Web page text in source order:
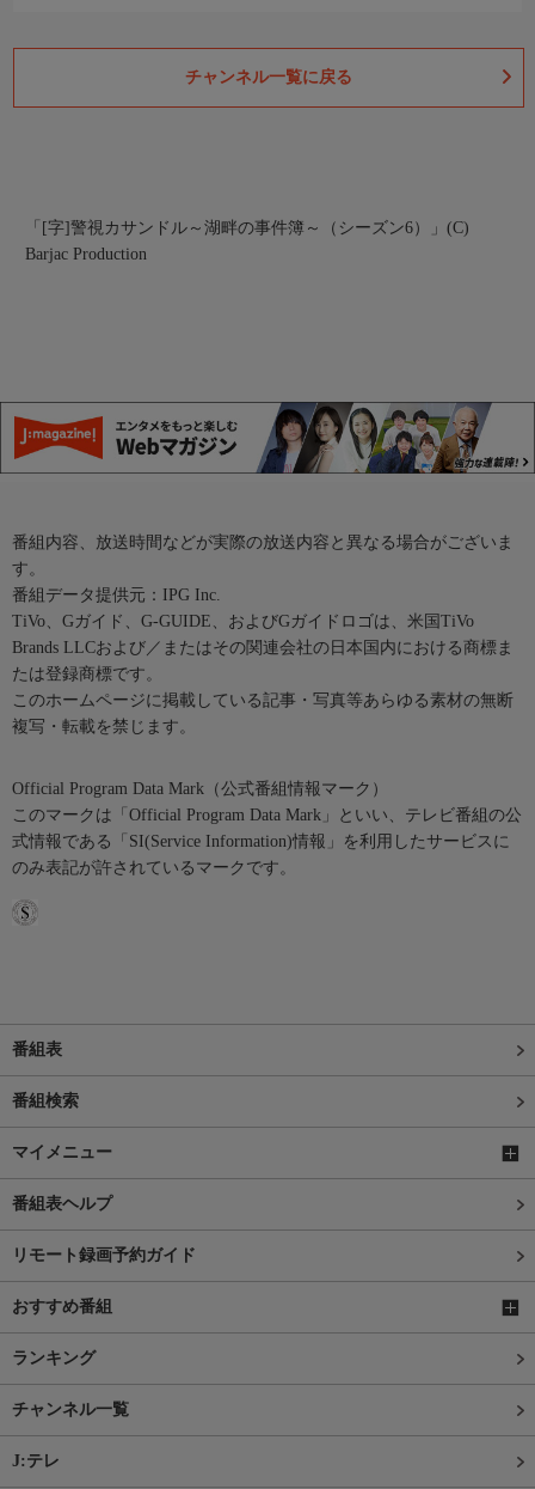
チャンネル一覧に戻る
「[字]警視カサンドル～湖畔の事件簿～（シーズン6）」(C)
Barjac Production
番組内容、放送時間などが実際の放送内容と異なる場合がございま
す。
番組データ提供元：IPG Inc.
TiVo、Gガイド、G-GUIDE、およびGガイドロゴは、米国TiVo
Brands LLCおよび／またはその関連会社の日本国内における商標ま
たは登録商標です。
このホームページに掲載している記事・写真等あらゆる素材の無断
複写・転載を禁じます。
Official Program Data Mark（公式番組情報マーク）
このマークは「Official Program Data Mark」といい、テレビ番組の公
式情報である「SI(Service Information)情報」を利用したサービスに
のみ表記が許されているマークです。
番組表
番組検索
マイメニュー
番組表ヘルプ
リモート録画予約ガイド
おすすめ番組
ランキング
チャンネル一覧
J:テレ